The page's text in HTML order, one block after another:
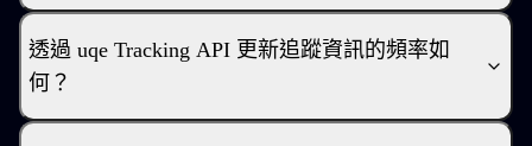
透過 uqe Tracking API 更新追蹤資訊的頻率如
何？